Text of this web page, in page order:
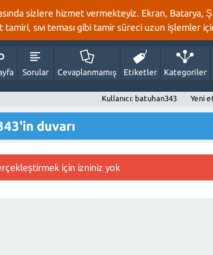
sizlere hizmet vermekteyiz. Ekran, Batarya,
tamiri, sıvı teması gibi tamir süreci uzun işlemler
Sorular Cevaplanmamış Etiketler Kategoriler
Kullanıcı: batuhan343 Yeni
duvarı
için izniniz yok